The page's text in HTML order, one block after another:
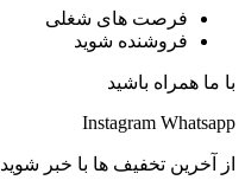
فرصت های شغلی
فروشنده شوید
با ما همراه باشید
Instagram Whatsapp
از آخرین تخفیف ها با خبر شوید